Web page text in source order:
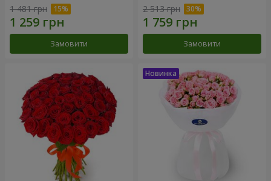
1 481 грн
Замовити
2 513 грн
Замовити